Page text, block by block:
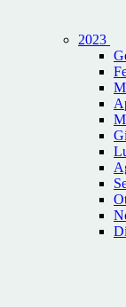
2023